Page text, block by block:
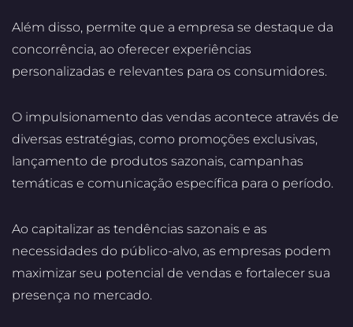
Além disso, permite que a empresa se destaque da
concorrência, ao oferecer experiências
personalizadas e relevantes para os consumidores.
O impulsionamento das vendas acontece através de
diversas estratégias, como promoções exclusivas,
lançamento de produtos sazonais, campanhas
temáticas e comunicação específica para o período.
Ao capitalizar as tendências sazonais e as
necessidades do público-alvo, as empresas podem
maximizar seu potencial de vendas e fortalecer sua
presença no mercado.